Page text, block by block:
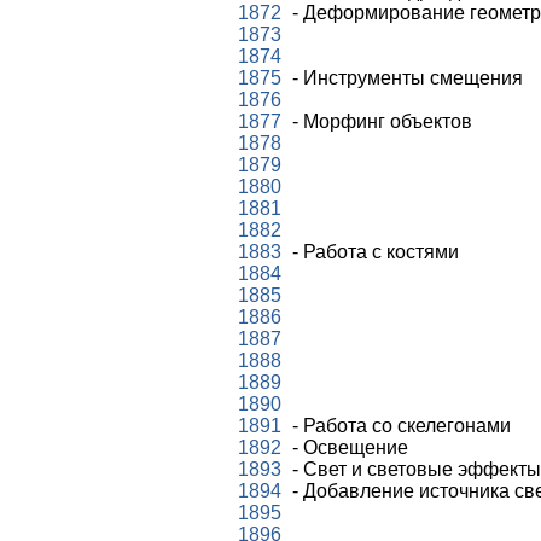
1872 - Деформирование
1873
1874
1875 - Инструменты смещения
1876
1877 - Морфинг объектов
1878
1879
1880
1881
1882
1883 - Работа с костями
1884
1885
1886
1887
1888
1889
1890
1891 - Работа со скелегонами
1892 - Освещение
1893 - Свет и световые эффекты
1894 - Добавление источника
1895
1896